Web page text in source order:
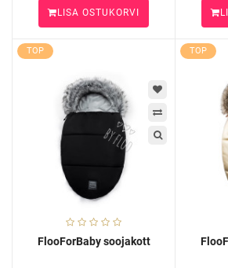
LISA OSTUKORVI
TOP
FlooForBaby soojakott
TOP